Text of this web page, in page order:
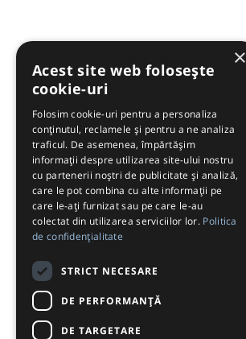
×
Acest site web folosește
cookie-uri
Folosim cookie-uri pentru a personaliza
conținutul, reclamele și pentru a ne analiza
traficul. De asemenea, împărtășim
informații despre utilizarea site-ului nostru
cu partenerii noștri de publicitate și analiză,
care le pot combina cu alte informații pe
care le-ați furnizat sau pe care le-au
colectat din utilizarea serviciilor lor. Politica
de confidențialitate
STRICT NECESARE
DE PERFORMANȚĂ
DE TARGETARE